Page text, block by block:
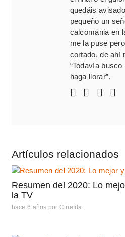
quedáis
pequeño un
calcomania en
me la puse
cortado, de ahí
“Todavía
haga llorar”.
Artículos relacionados
Resumen del 2020: Lo
la TV
hace 6 años por Cinefila